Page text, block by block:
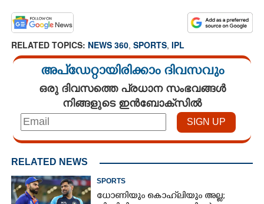
RELATED TOPICS: NEWS 360, SPORTS, IPL
അപ്ഡേറ്റായിരിക്കാം ദിവസവും
ഒരു ദിവസത്തെ പ്രധാന സംഭവങ്ങൾ
നിങ്ങളുടെ ഇൻബോക്സിൽ
RELATED NEWS
SPORTS
ധോണിയും കൊഹ്‌ലിയും അല്ല;